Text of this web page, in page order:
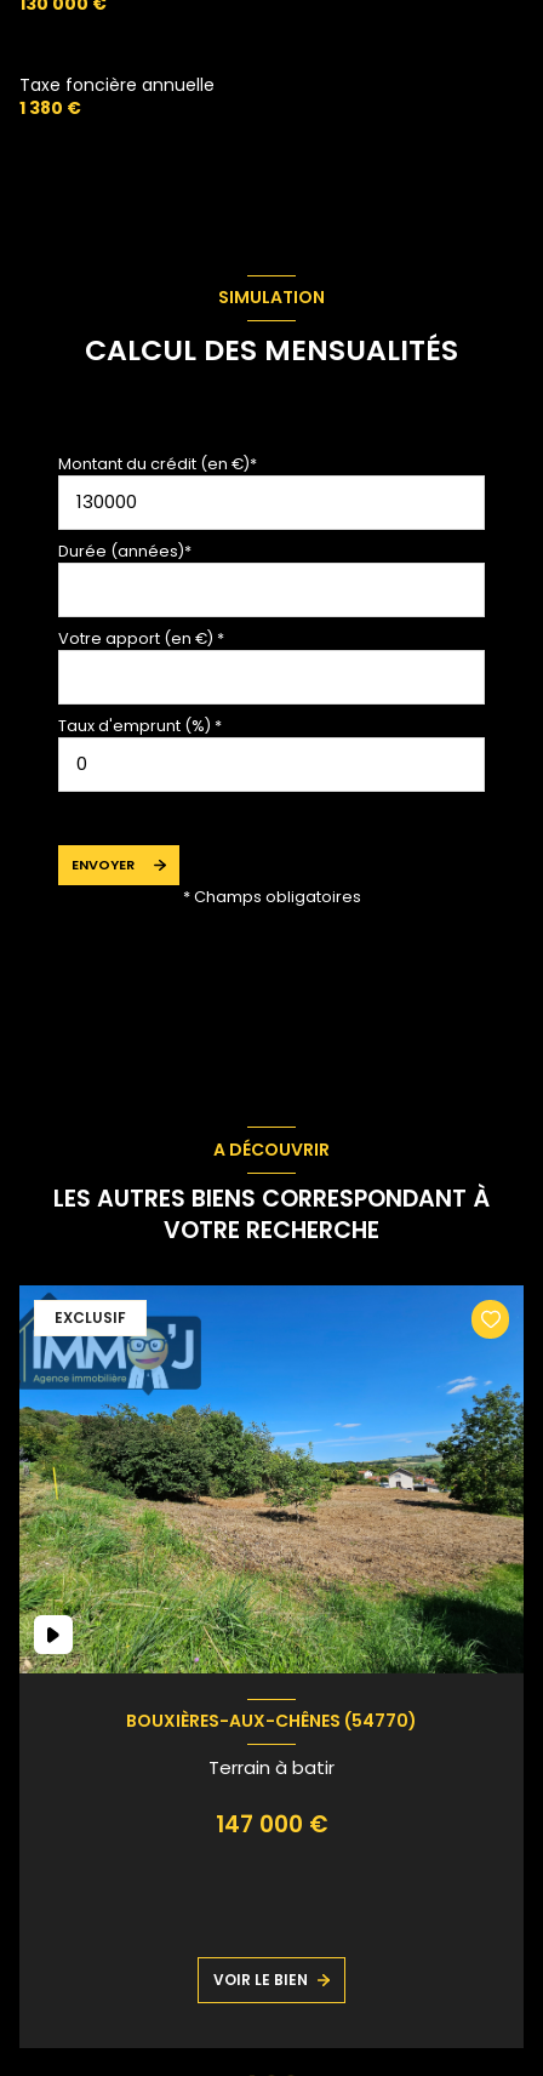
Taxe foncière annuelle
1 380 €
SIMULATION
CALCUL DES MENSUALITÉS
Montant du crédit (en €)*
Durée (années)*
Votre apport (en €) *
Taux d'emprunt (%) *
ENVOYER
* Champs obligatoires
A DÉCOUVRIR
LES AUTRES BIENS CORRESPONDANT À
VOTRE RECHERCHE
EXCLUSIF
BOUXIÈRES-AUX-CHÊNES (54770)
Terrain à batir
147 000 €
VOIR LE BIEN